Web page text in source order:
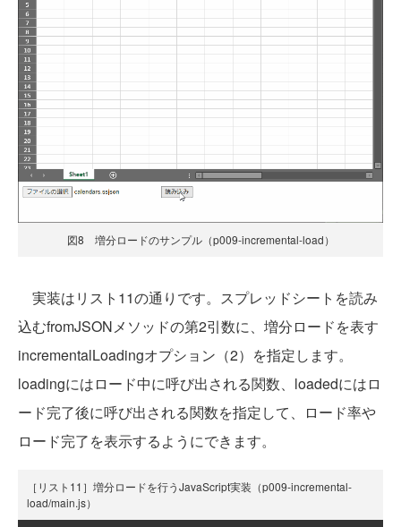
図8 増分ロードのサンプル（p009-incremental-load）
実装はリスト11の通りです。スプレッドシートを読み
込むfromJSONメソッドの第2引数に、増分ロードを表す
incrementalLoadingオプション（2）を指定します。
loadingにはロード中に呼び出される関数、loadedにはロ
ード完了後に呼び出される関数を指定して、ロード率や
ロード完了を表示するようにできます。
［リスト11］増分ロードを行うJavaScript実装（p009-incremental-
load/main.js）